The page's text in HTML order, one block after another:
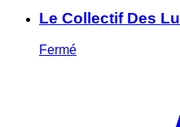
Le Collectif Des
Fermé